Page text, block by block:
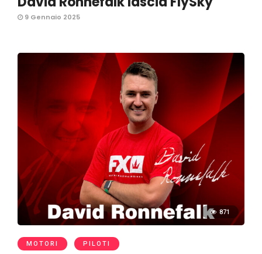
9 Gennaio 2025
871
MOTORI PILOTI